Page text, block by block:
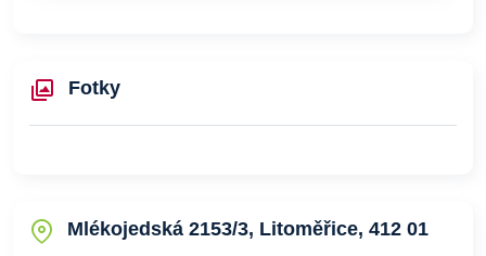
Fotky
Mlékojedská 2153/3, Litoměřice, 412 01